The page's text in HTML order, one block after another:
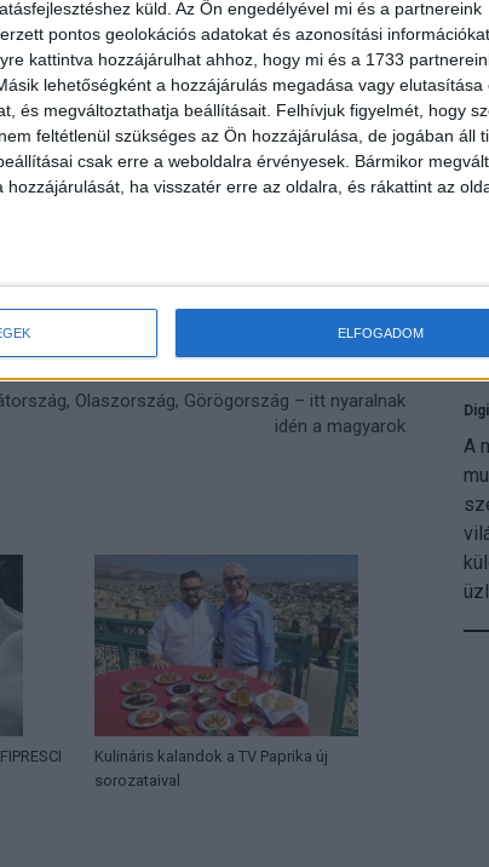
küld. Az Ön engedélyével mi és a partnereink
pontos geolokációs adatokat és azonosítási
kattintva hozzájárulhat ahhoz, hogy mi és a 1733
lehetőségként a hozzájárulás megadása vagy elutasítása
és megváltoztathatja beállításait. Felhívjuk figyelmét, hogy
feltétlenül szükséges az Ön hozzájárulása, de jogában áll
csak erre a weboldalra érvényesek. Bármikor
hozzájárulását, ha visszatér erre az oldalra, és rákattint az
ELFOGADOM
Olaszország, Görögország – itt nyaralnak
idén a magyarok
Kulináris kalandok a TV Paprika új
sorozataival
A
–
A